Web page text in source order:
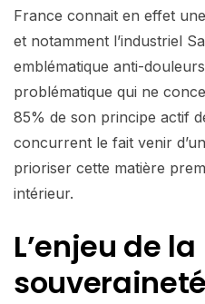
France connait en effet
et notamment l’industriel
emblématique anti-
problématique qui ne
85% de son principe actif
concurrent le fait venir
prioriser cette matière
intérieur.
L’enjeu de la